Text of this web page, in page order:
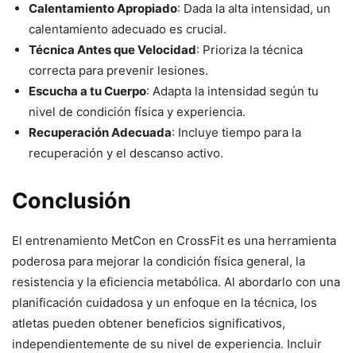
Calentamiento Apropiado: Dada la alta intensidad, un
calentamiento adecuado es crucial.
Técnica Antes que Velocidad: Prioriza la técnica
correcta para prevenir lesiones.
Escucha a tu Cuerpo: Adapta la intensidad según tu
nivel de condición física y experiencia.
Recuperación Adecuada: Incluye tiempo para la
recuperación y el descanso activo.
Conclusión
El entrenamiento MetCon en CrossFit es una herramienta
poderosa para mejorar la condición física general, la
resistencia y la eficiencia metabólica. Al abordarlo con una
planificación cuidadosa y un enfoque en la técnica, los
atletas pueden obtener beneficios significativos,
independientemente de su nivel de experiencia. Incluir